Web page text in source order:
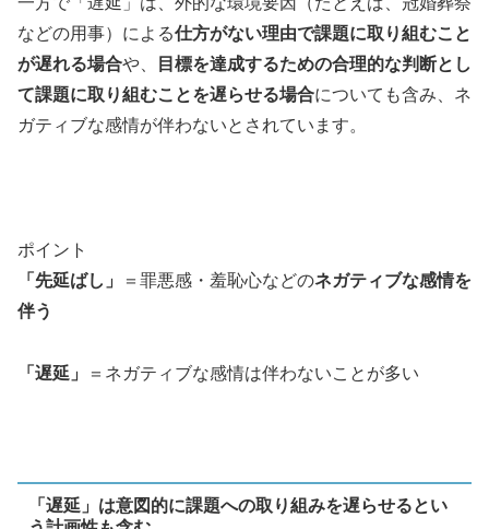
などの用事）による仕方がない理由で課題に取り組むこと
が遅れる場合や、
目標を達成するための合理的な判断とし
て課題に取り組むことを遅らせる場合についても含み、ネ
ガティブな感情が伴わないとされています。
ポイント
「先延ばし」
＝罪悪感・羞恥心などのネガティブな感情を
伴う
「遅延」 ＝ネガティブな感情は伴わないことが多い
「遅延」は意図的に課題への取り組みを遅らせるとい